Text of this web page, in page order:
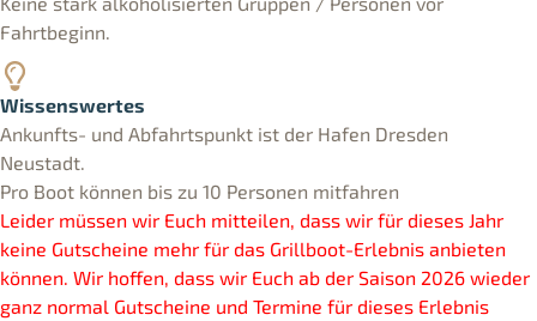
Fahrtbeginn.
Wissenswertes
Ankunfts- und Abfahrtspunkt ist der Hafen Dresden
Neustadt.
Pro Boot können bis zu 10 Personen mitfahren
Leider müssen wir Euch mitteilen, dass wir für dieses Jahr
keine Gutscheine mehr für das Grillboot-Erlebnis anbieten
können. Wir hoffen, dass wir Euch ab der Saison 2026 wieder
ganz normal Gutscheine und Termine für dieses Erlebnis